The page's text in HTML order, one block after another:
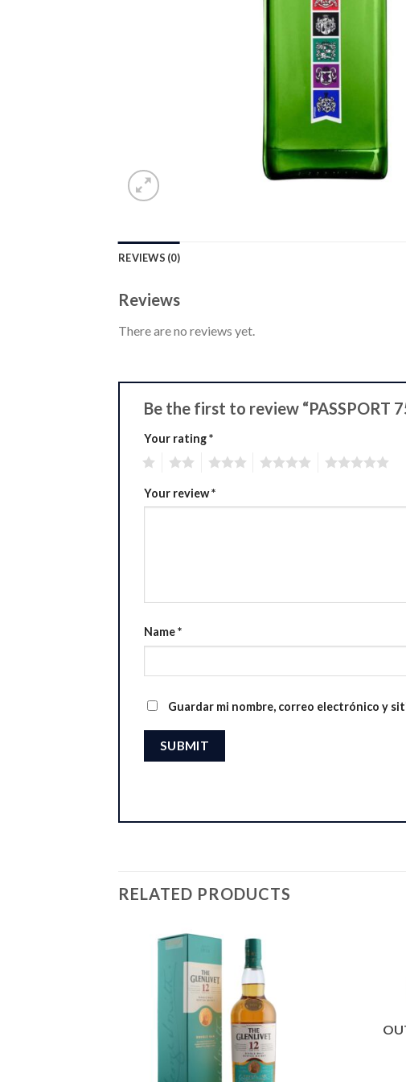
REVIEWS (0)
Reviews
There are no reviews yet.
Be the first to review “PASSPORT
Your rating*
Your review*
Name*
Guardar mi nombre, correo electrónico y
RELATED PRODUCTS